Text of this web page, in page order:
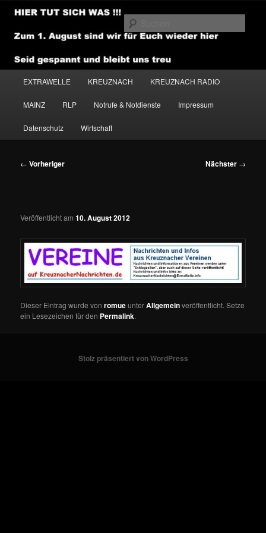
Zum
primären
Inhalt
NEWSHOUSE.MEDIA
EXTRAWELLE KREUZNACH KREUZNACH RADIO
MAINZ RLP Notrufe & Notdienste Impressum
Datenschutz Wirtschaft
Beitragsnavigation
← Vorheriger Nächster →
Veröffentlicht am10. August 2012
Dieser Eintrag wurde vonromueunterAllgemeinveröffentlicht. Setze
ein Lesezeichen für den Permalink.
Stolz präsentiert von WordPress